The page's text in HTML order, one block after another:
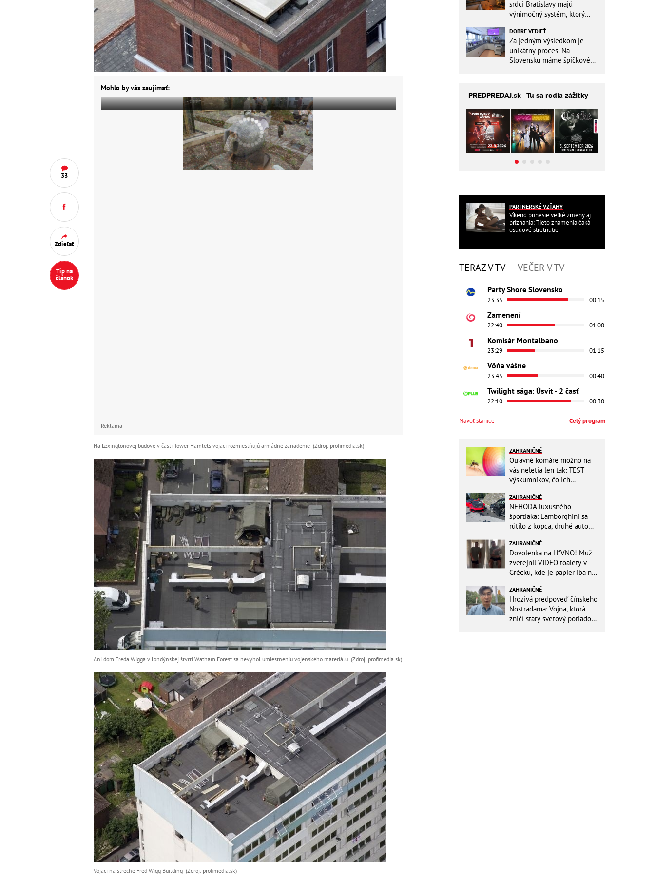
33
Zdieľať
Tip na
článok
Mohlo by vás zaujímať:
Reklama
Na Lexingtonovej budove v časti Tower Hamlets vojaci rozmiestňujú armádne zariadenie (Zdroj: profimedia.sk)
Ani dom Freda Wigga v londýnskej štvrti Watham Forest sa nevyhol umiestneniu vojenského materiálu (Zdroj: profimedia.sk)
Vojaci na streche Fred Wigg Building (Zdroj: profimedia.sk)
srdci Bratislavy majú
výnimočný systém, ktorý
DOBRE VEDIEŤ
Za jedným výsledkom je
unikátny proces: Na
Slovensku máme špičkové
PREDPREDAJ.sk - Tu sa rodia zážitky
PARTNERSKÉ VZŤAHY
Víkend prinesie veľké zmeny aj
priznania: Tieto znamenia čaká
osudové stretnutie
TERAZ V TV VEČER V TV
Party Shore Slovensko
23:35 00:15
Zamenení
22:40 01:00
Komisár Montalbano
23:29 01:15
Vôňa vášne
23:45 00:40
Twilight sága: Úsvit - 2 časť
22:10 00:30
Navoľ stanice Celý program
ZAHRANIČNÉ
Otravné komáre možno na
vás neletia len tak: TEST
výskumníkov, čo ich
ZAHRANIČNÉ
NEHODA luxusného
športiaka: Lamborghini sa
rútilo z kopca, druhé auto
horšie
ZAHRANIČNÉ
Dovolenka na H*VNO! Muž
zverejnil VIDEO toalety v
Grécku, kde je papier iba na
do kuchyne
ZAHRANIČNÉ
Hrozivá predpoveď čínskeho
Nostradama: Vojna, ktorá
zničí starý svetový poriadok!